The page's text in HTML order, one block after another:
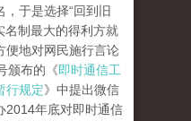
于是选择“回到旧
名制最大的得利方就
便地对网民施行言论
颁布的《即时通信工
行规定》中提出微信
2014年底对即时通信